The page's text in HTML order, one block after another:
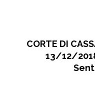
CORTE DI
13/12/